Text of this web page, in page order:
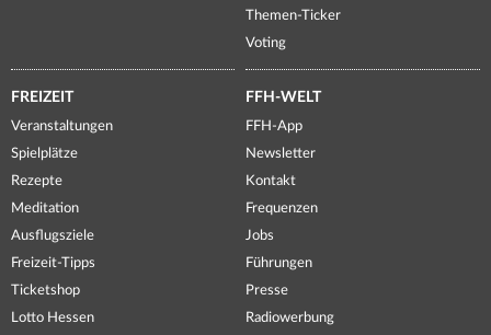
Themen-Ticker
Voting
FREIZEIT
Veranstaltungen
Spielplätze
Rezepte
Meditation
Ausflugsziele
Freizeit-Tipps
Ticketshop
Lotto Hessen
FFH-WELT
FFH-App
Newsletter
Kontakt
Frequenzen
Jobs
Führungen
Presse
Radiowerbung